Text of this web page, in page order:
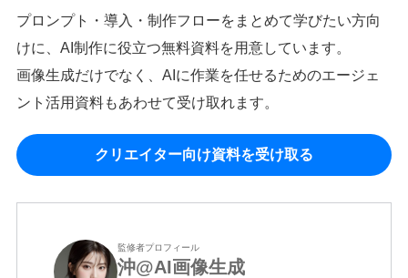
プロンプト・導入・制作フローをまとめて学びたい方向
けに、AI制作に役立つ無料資料を用意しています。
画像生成だけでなく、AIに作業を任せるためのエージェ
ント活用資料もあわせて受け取れます。
クリエイター向け資料を受け取る
監修者プロフィール
沖@AI画像生成